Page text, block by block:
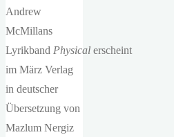
Andrew
McMillans
Lyrikband Physical erscheint
im März Verlag
in deutscher
Übersetzung von
Mazlum Nergiz